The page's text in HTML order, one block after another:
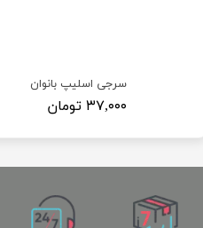
سرجی اسلیپ بانوان
۳۷,۰۰۰ تومان